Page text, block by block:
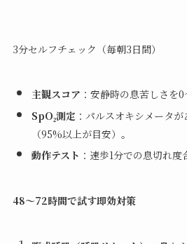
3分セルフチェック（毎朝3日間）
主観スコア ：安静時の息苦しさを0
SpO₂測定 ：パルスオキシメータ
（95%以上が目安）。
動作テスト ：速歩1分での息切れ度
48〜72時間で試す即効対策